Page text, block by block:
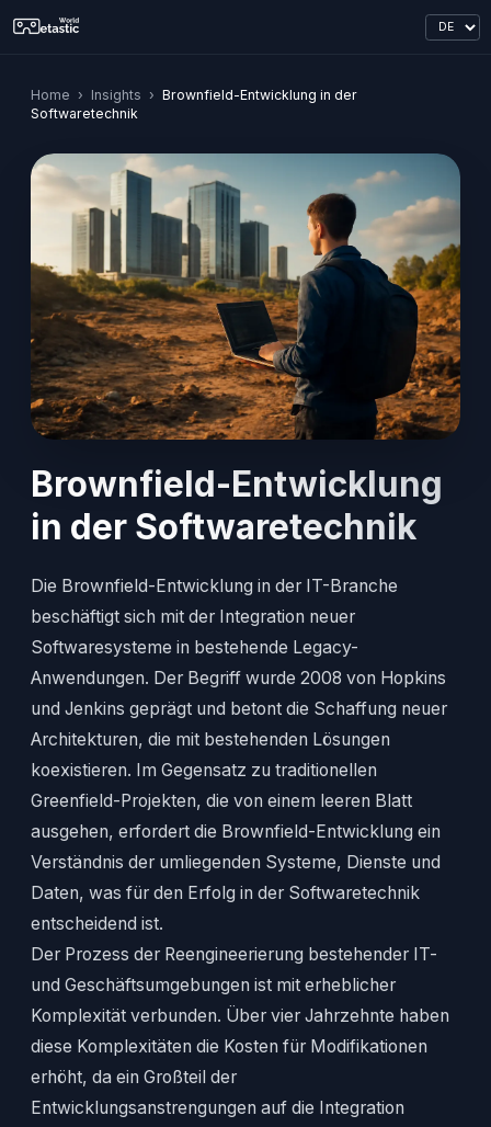
Home › Insights › Brownfield-Entwicklung in der
Softwaretechnik
Brownfield-Entwicklung
in der Softwaretechnik
Die Brownfield-Entwicklung in der IT-Branche
beschäftigt sich mit der Integration neuer
Softwaresysteme in bestehende Legacy-
Anwendungen. Der Begriff wurde 2008 von Hopkins
und Jenkins geprägt und betont die Schaffung neuer
Architekturen, die mit bestehenden Lösungen
koexistieren. Im Gegensatz zu traditionellen
Greenfield-Projekten, die von einem leeren Blatt
ausgehen, erfordert die Brownfield-Entwicklung ein
Verständnis der umliegenden Systeme, Dienste und
Daten, was für den Erfolg in der Softwaretechnik
entscheidend ist.
Der Prozess der Reengineerierung bestehender IT-
und Geschäftsumgebungen ist mit erheblicher
Komplexität verbunden. Über vier Jahrzehnte haben
diese Komplexitäten die Kosten für Modifikationen
erhöht, da ein Großteil der
Entwicklungsanstrengungen auf die Integration